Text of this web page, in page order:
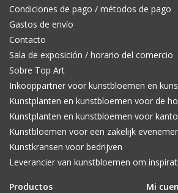
Condiciones de pago / métodos de pago
Gastos de envío
Contacto
Sala de exposición / horario del comercio
Sobre Top Art
Inkooppartner voor kunstbloemen en
Kunstplanten en kunstbloemen voor de
Kunstplanten en kunstbloemen voor
Kunstbloemen voor een zakelijk
Kunstkransen voor bedrijven
Leverancier van kunstbloemen om
Productos
Mi